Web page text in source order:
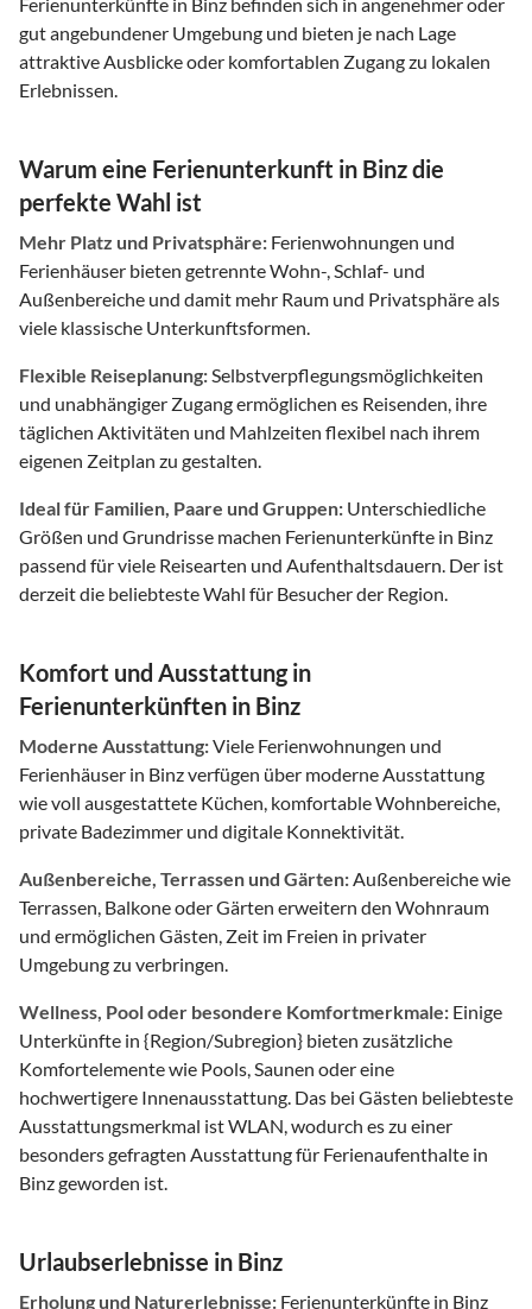
Ferienunterkünfte in Binz befinden sich in angenehmer oder
gut angebundener Umgebung und bieten je nach Lage
attraktive Ausblicke oder komfortablen Zugang zu lokalen
Erlebnissen.
Warum eine Ferienunterkunft in Binz die
perfekte Wahl ist
Mehr Platz und Privatsphäre: Ferienwohnungen und
Ferienhäuser bieten getrennte Wohn-, Schlaf- und
Außenbereiche und damit mehr Raum und Privatsphäre als
viele klassische Unterkunftsformen.
Flexible Reiseplanung:Selbstverpflegungsmöglichkeiten
und unabhängiger Zugang ermöglichen es Reisenden, ihre
täglichen Aktivitäten und Mahlzeiten flexibel nach ihrem
eigenen Zeitplan zu gestalten.
Ideal für Familien, Paare und Gruppen: Unterschiedliche
Größen und Grundrisse machen Ferienunterkünfte in Binz
passend für viele Reisearten und Aufenthaltsdauern. Der ist
derzeit die beliebteste Wahl für Besucher der Region.
Komfort und Ausstattung in
Ferienunterkünften in Binz
Moderne Ausstattung:Viele Ferienwohnungen und
Ferienhäuser in Binz verfügen über moderne Ausstattung
wie voll ausgestattete Küchen, komfortable Wohnbereiche,
private Badezimmer und digitale Konnektivität.
Außenbereiche, Terrassen und Gärten:Außenbereiche wie
Terrassen, Balkone oder Gärten erweitern den Wohnraum
und ermöglichen Gästen, Zeit im Freien in privater
Umgebung zu verbringen.
Wellness, Pool oder besondere Komfortmerkmale: Einige
Unterkünfte in {Region/Subregion} bieten zusätzliche
Komfortelemente wie Pools, Saunen oder eine
hochwertigere Innenausstattung. Das bei Gästen beliebteste
Ausstattungsmerkmal ist WLAN, wodurch es zu einer
besonders gefragten Ausstattung für Ferienaufenthalte in
Binz geworden ist.
Urlaubserlebnisse in Binz
Erholung und Naturerlebnisse: Ferienunterkünfte in Binz